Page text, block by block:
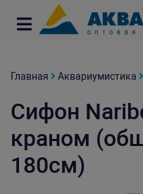
Главная Аквариумистика
Сифон
краном
180см)